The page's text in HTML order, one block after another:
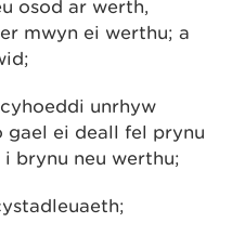
osod ar werth,
mwyn ei werthu; a
unrhyw
gael ei deall fel prynu
brynu neu werthu;